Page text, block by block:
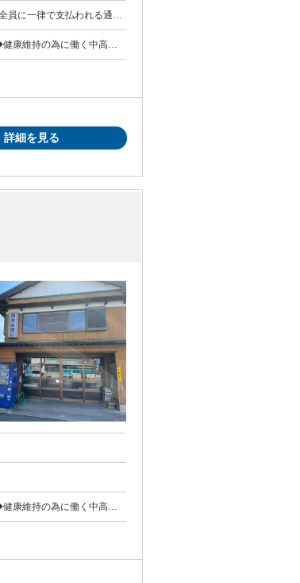
康維持の為に働く中高年
詳細を見る
康維持の為に働く中高年